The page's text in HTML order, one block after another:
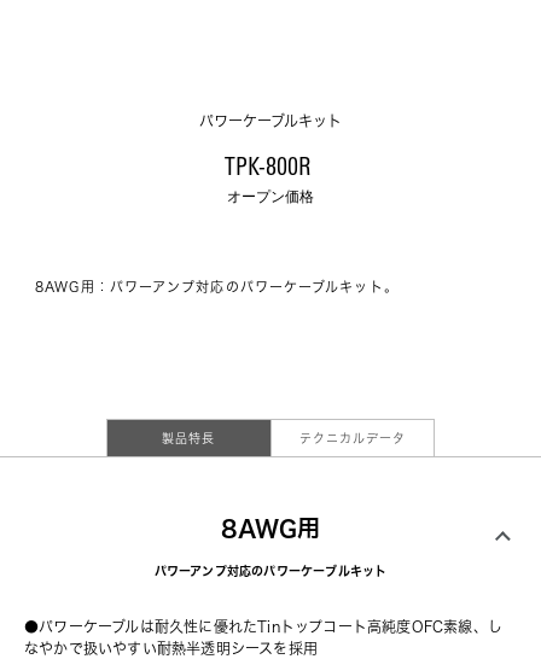
パワーケーブルキット
TPK-800R
オープン価格
8AWG用：パワーアンプ対応のパワーケーブルキット。
製品特長 テクニカルデータ
8AWG用
パワーアンプ対応のパワーケーブルキット
●パワーケーブルは耐久性に優れたTinトップコート高純度OFC素線、し
なやかで扱いやすい耐熱半透明シースを採用